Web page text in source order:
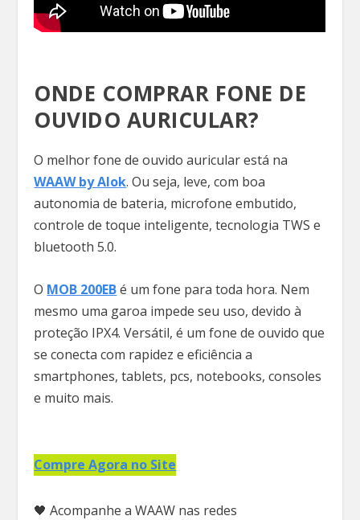
ONDE COMPRAR FONE DE
OUVIDO AURICULAR?
O melhor fone de ouvido auricular está na
WAAW by Alok. Ou seja, leve, com boa
autonomia de bateria, microfone embutido,
controle de toque inteligente, tecnologia TWS e
bluetooth 5.0.
O MOB 200EBé um fone para toda hora. Nem
mesmo uma garoa impede seu uso, devido à
proteção IPX4. Versátil, é um fone de ouvido que
se conecta com rapidez e eficiência a
smartphones, tablets, pcs, notebooks, consoles
e muito mais.
Compre Agora no Site
🖤 Acompanhe a WAAW nas redes